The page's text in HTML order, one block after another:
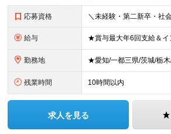
応募資格
給与
勤務地
残業時間 10時間以内
求人を見る